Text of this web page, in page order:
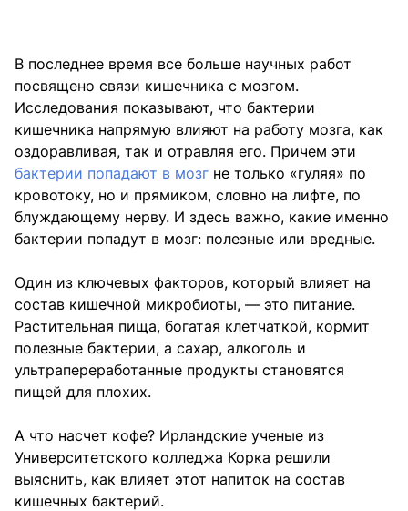
В последнее время все больше научных работ
посвящено связи кишечника с мозгом.
Исследования показывают, что бактерии
кишечника напрямую влияют на работу мозга, как
оздоравливая, так и отравляя его. Причем эти
бактерии попадают в мозг не только «гуляя» по
кровотоку, но и прямиком, словно на лифте, по
блуждающему нерву. И здесь важно, какие именно
бактерии попадут в мозг: полезные или вредные.
Один из ключевых факторов, который влияет на
состав кишечной микробиоты, — это питание.
Растительная пища, богатая клетчаткой, кормит
полезные бактерии, а сахар, алкоголь и
ультрапереработанные продукты становятся
пищей для плохих.
А что насчет кофе? Ирландские ученые из
Университетского колледжа Корка решили
выяснить, как влияет этот напиток на состав
кишечных бактерий.